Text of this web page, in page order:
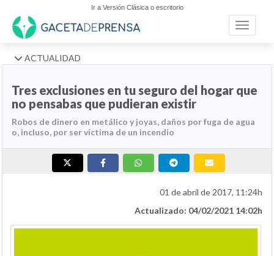
Ir a Versión Clásica o escritorio
Toggle
ACTUALIDAD
Tres exclusiones en tu seguro del hogar que
no pensabas que pudieran existir
Robos de dinero en metálico y joyas, daños por fuga de agua
o, incluso, por ser víctima de un incendio
01 de abril de 2017, 11:24h
Actualizado: 04/02/2021 14:02h